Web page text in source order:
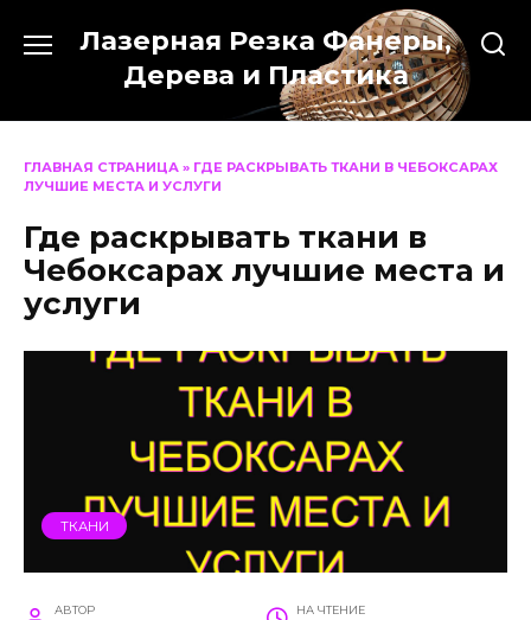
содержанию
Лазерная Резка Фанеры,
Дерева и Пластика
ГЛАВНАЯ СТРАНИЦА » ГДЕ РАСКРЫВАТЬ ТКАНИ В ЧЕБОКСАРАХ
ЛУЧШИЕ МЕСТА И УСЛУГИ
Где раскрывать ткани в
Чебоксарах лучшие места и
услуги
ТКАНИ
АВТОР НА ЧТЕНИЕ